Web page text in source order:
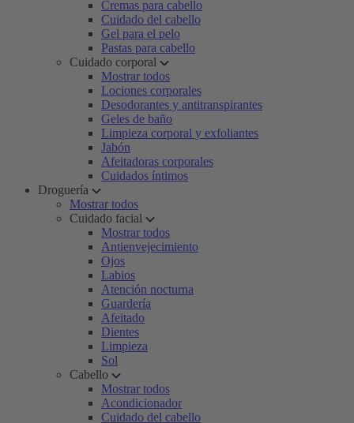
Cremas para cabello
Cuidado del cabello
Gel para el pelo
Pastas para cabello
Cuidado corporal
Mostrar todos
Lociones corporales
Desodorantes y antitranspirantes
Geles de baño
Limpieza corporal y exfoliantes
Jabón
Afeitadoras corporales
Cuidados íntimos
Droguería
Mostrar todos
Cuidado facial
Mostrar todos
Antienvejecimiento
Ojos
Labios
Atención nocturna
Guardería
Afeitado
Dientes
Limpieza
Sol
Cabello
Mostrar todos
Acondicionador
Cuidado del cabello